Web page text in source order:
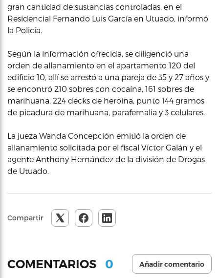
gran cantidad de sustancias controladas, en el
Residencial Fernando Luis García en Utuado, informó
la Policía.
Según la información ofrecida, se diligenció una
orden de allanamiento en el apartamento 120 del
edificio 10, allí se arrestó a una pareja de 35 y 27 años y
se encontró 210 sobres con cocaína, 161 sobres de
marihuana, 224 decks de heroína, punto 144 gramos
de picadura de marihuana, parafernalia y 3 celulares.
La jueza Wanda Concepción emitió la orden de
allanamiento solicitada por el fiscal Víctor Galán y el
agente Anthony Hernández de la división de Drogas
de Utuado.
Compartir
COMENTARIOS 0 Añadir comentario